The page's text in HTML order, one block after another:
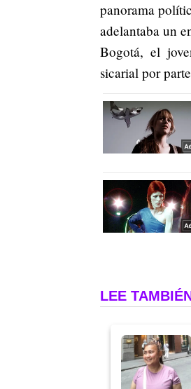
panorama
adelantaba un
Bogotá, el
sicarial por
LEE